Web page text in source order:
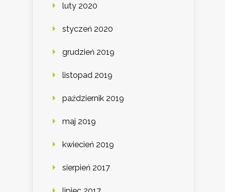
luty 2020
styczeń 2020
grudzień 2019
listopad 2019
październik 2019
maj 2019
kwiecień 2019
sierpień 2017